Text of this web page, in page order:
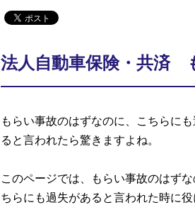
法人自動車保険・共済
もらい事故のはずなのに、こちらに
ると言われたら驚きますよね。
このページでは、もらい事故のはずな
ちらにも過失があると言われた時に